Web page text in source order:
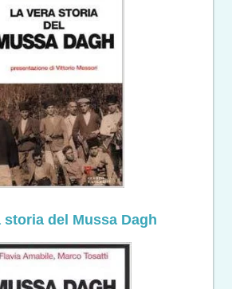
storia del Mussa Dagh